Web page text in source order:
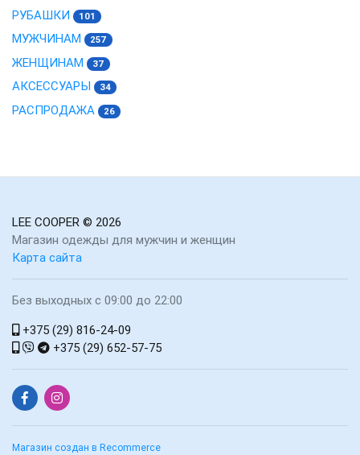
РУБАШКИ 101
МУЖЧИНАМ 257
ЖЕНЩИНАМ 37
АКСЕССУАРЫ 34
РАСПРОДАЖА 26
LEE COOPER © 2026
Магазин одежды для мужчин и женщин
Карта сайта
Без выходных с 09:00 до 22:00
+375 (29) 816-24-09
+375 (29) 652-57-75
Магазин создан в Recommerce